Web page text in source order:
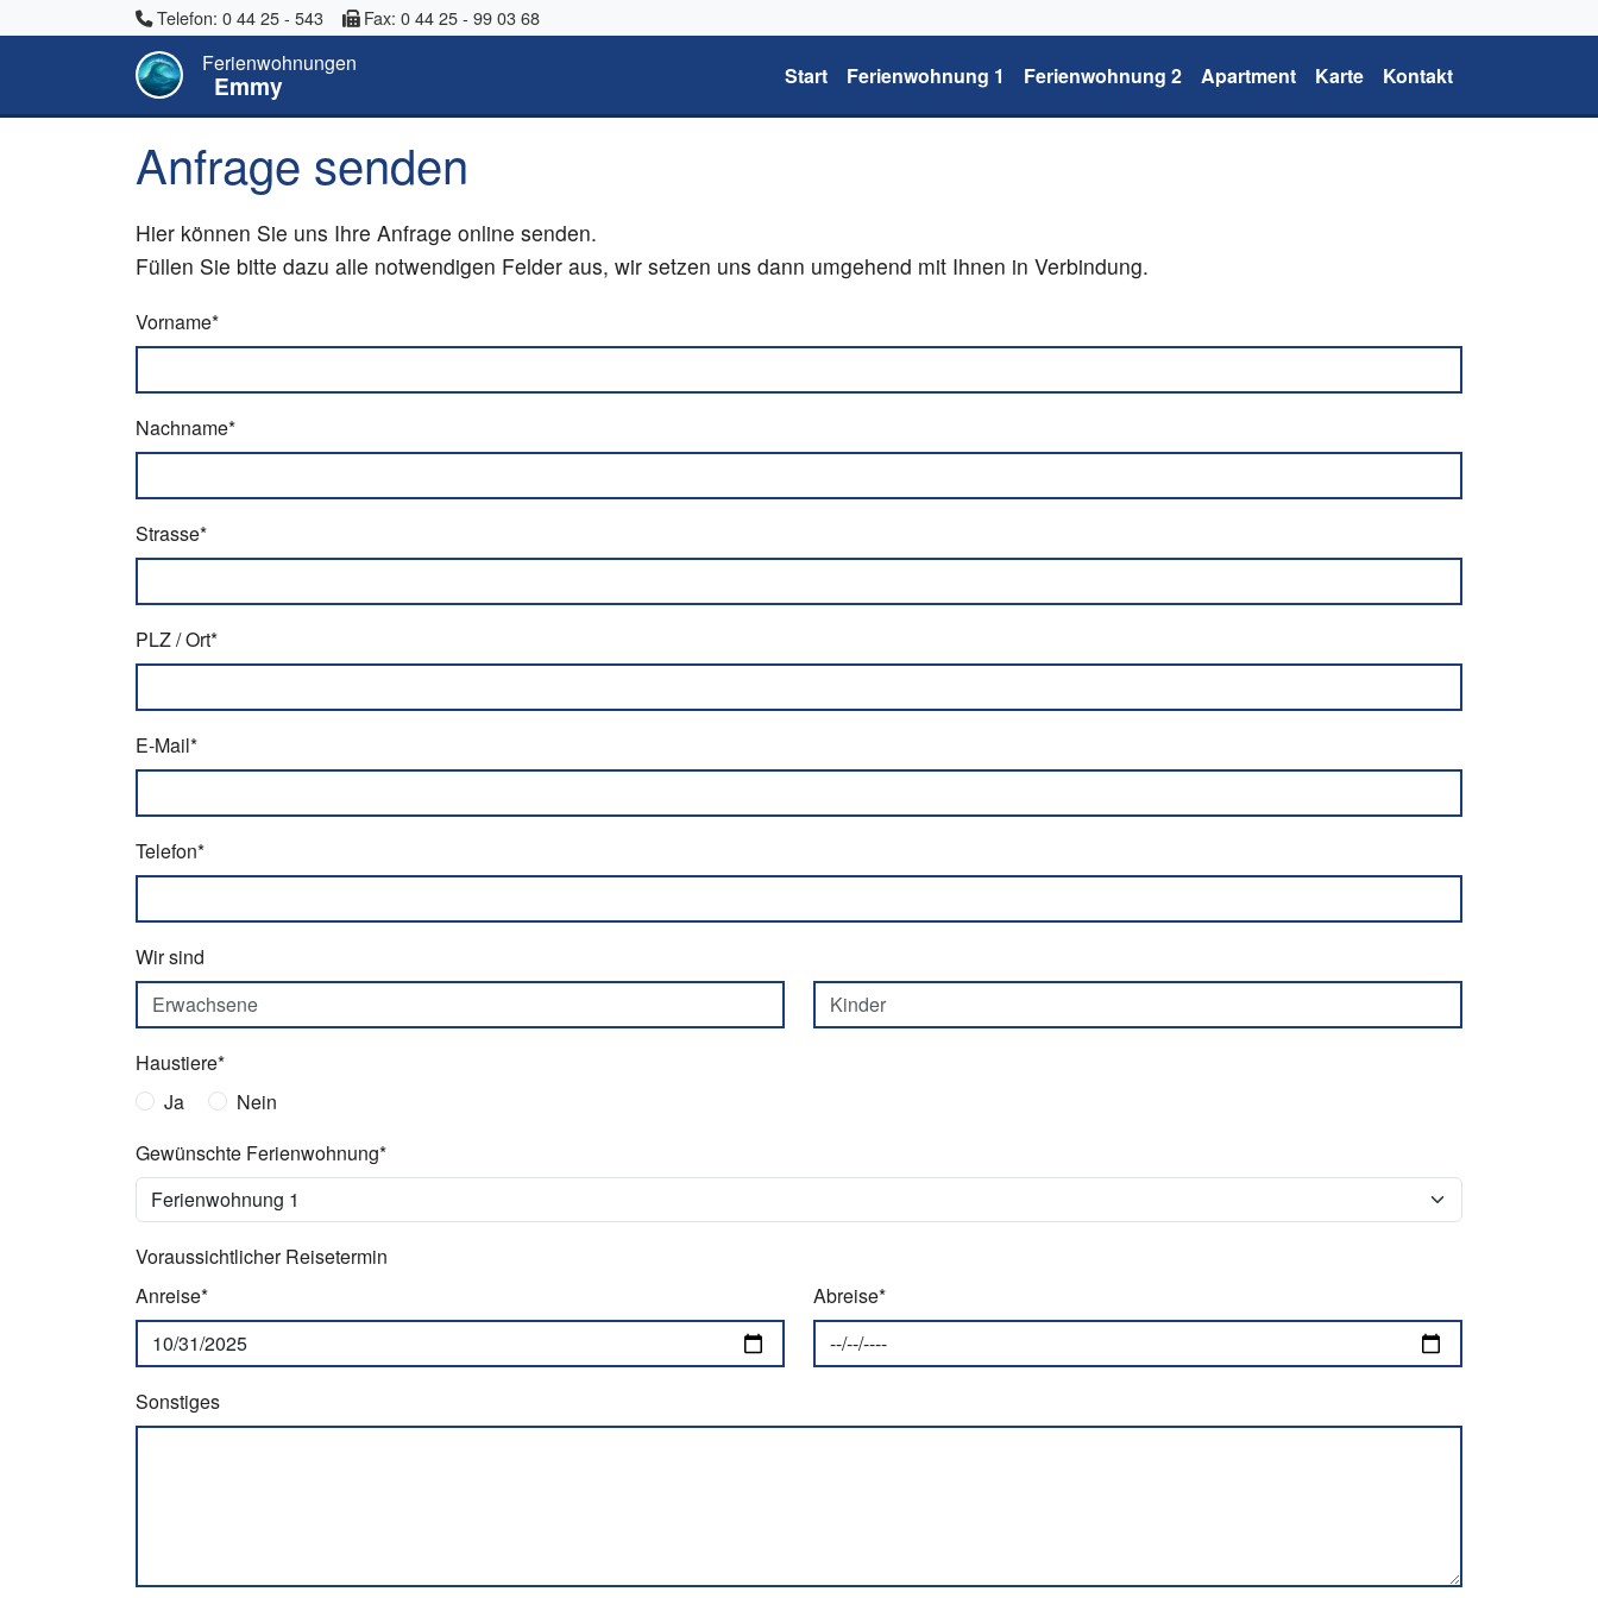
Telefon: 0 44 25 - 543 Fax: 0 44 25 - 99 03 68
Ferienwohnungen
Emmy Start Ferienwohnung 1 Ferienwohnung 2 Apartment Karte Kontakt
Anfrage senden
Hier können Sie uns Ihre Anfrage online senden.
Füllen Sie bitte dazu alle notwendigen Felder aus, wir setzen uns dann umgehend mit Ihnen in Verbindung.
Vorname*
Nachname*
Strasse*
PLZ / Ort*
E-Mail*
Telefon*
Wir sind
Haustiere*
Ja
Nein
Gewünschte Ferienwohnung*
Voraussichtlicher Reisetermin
Anreise*
Abreise*
Sonstiges